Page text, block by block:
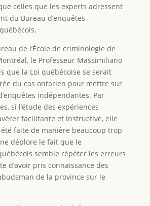
celles que les experts adressent
du Bureau d’enquêtes
de l’École de criminologie de
le Professeur Massimiliano
que la Loi québécoise se serait
du cas ontarien pour mettre sur
indépendantes. Par
si l’étude des expériences
facilitante et instructive, elle
faite de manière beaucoup trop
déplore le fait que le
semble répéter les erreurs
d’avoir pris connaissance des
de la province sur le